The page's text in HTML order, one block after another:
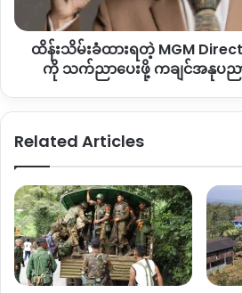
ထားပြီး မြို့ပေါ်ကိုတော့ စစ်တပ်ကထိန်းခ
စစ်ကောင်စီတပ်ဟာ ဧပြီလ ၂၃ ရက်နေ့
ည့်ဖို့ကြိုးပမ်းလာနေတာလို့ ကာကွယ်ရ
ဆိုင်း
ပေး
အနုပညာ
ရှင်
များ
တောင်း
ဆို
ထိန်းသိမ်းခံထားရတဲ့ MGM
ကို သက်ညာပေးဖို့ ကချင်အနုပညာ
Related Articles